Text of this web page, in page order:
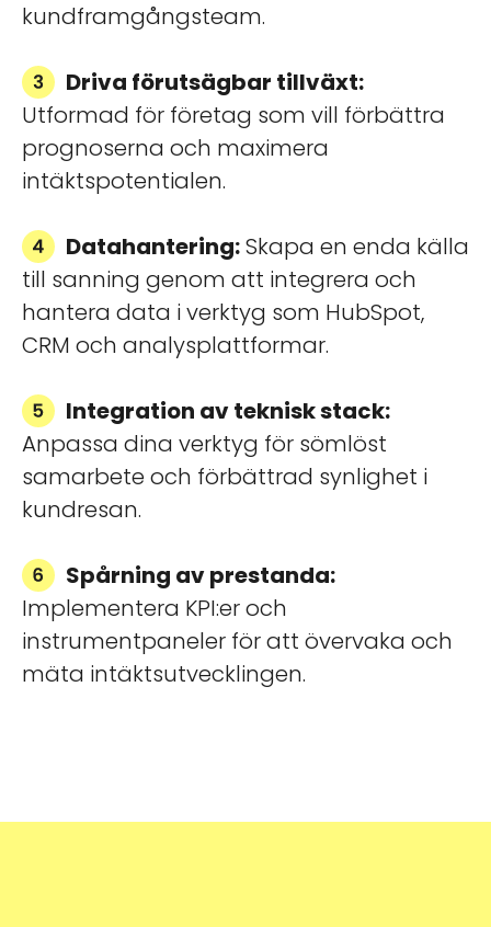
kundframgångsteam.
Driva förutsägbar tillväxt:
Utformad för företag som vill förbättra
prognoserna och maximera
intäktspotentialen.
Datahantering:Skapa en enda källa
till sanning genom att integrera och
hantera data i verktyg som HubSpot,
CRM och analysplattformar.
Integration av teknisk stack:
Anpassa dina verktyg för sömlöst
samarbete och förbättrad synlighet i
kundresan.
Spårning av prestanda:
Implementera KPI:er och
instrumentpaneler för att övervaka och
mäta intäktsutvecklingen.